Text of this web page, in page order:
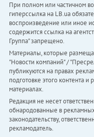
При полном или частичном
гиперссылка на LB.ua
воспроизведение или иное
содержится ссылка на
Группа" запрещено.
Материалы, которые
"Новости компаний" /
публикуются на правах
подготовке этого контента
материалах.
Редакция не несет
обнародованные в
законодательству,
рекламодатель.